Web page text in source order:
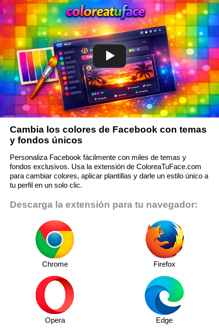
Cambia los colores de Facebook con temas
y fondos únicos
Personaliza Facebook fácilmente con miles de temas y
fondos exclusivos. Usa la extensión de ColoreaTuFace.com
para cambiar colores, aplicar plantillas y darle un estilo único a
tu perfil en un solo clic.
Descarga la extensión para tu navegador:
Chrome Firefox
Opera Edge